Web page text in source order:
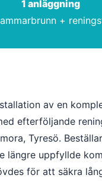
1 anläggning
+
av en
efterföljande
Tyresö.
längre uppfyllde
för att säkra